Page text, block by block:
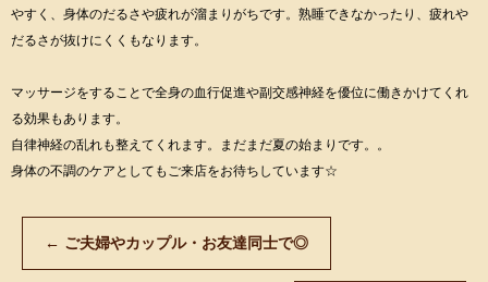
やすく、身体のだるさや疲れが溜まりがちです。熟睡できなかったり、疲れや
だるさが抜けにくくもなります。
マッサージをすることで全身の血行促進や副交感神経を優位に働きかけてくれ
る効果もあります。
自律神経の乱れも整えてくれます。まだまだ夏の始まりです。。
身体の不調のケアとしてもご来店をお待ちしています☆
← ご夫婦やカップル・お友達同士で◎